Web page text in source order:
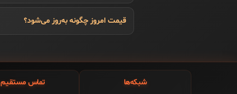
قیمت امروز چگونه به‌روز می‌شود؟
شبکه‌ها تماس مستقیم